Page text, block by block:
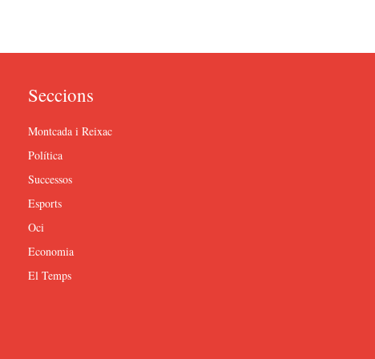
Seccions
Montcada i Reixac
Política
Successos
Esports
Oci
Economia
El Temps